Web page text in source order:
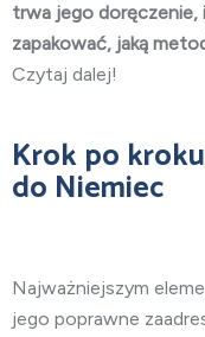
trwa jego doręczenie,
zapakować, jaką
Czytaj dalej!
Krok po
do Niemiec
Najważniejszym
jego poprawne